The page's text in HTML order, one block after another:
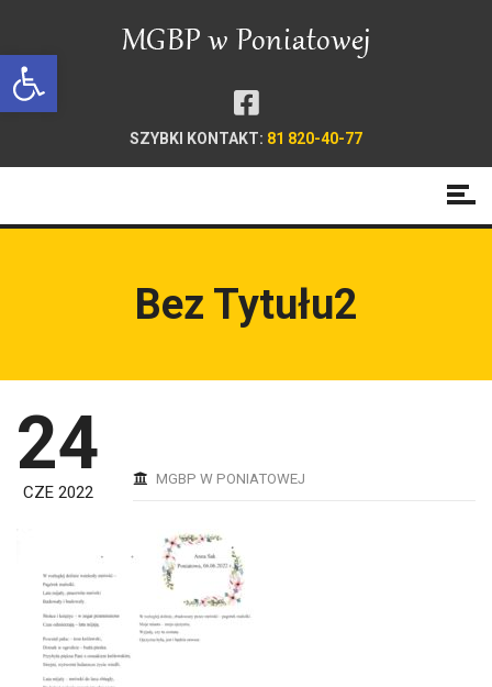
Open toolbar
SZYBKI KONTAKT: 81 820-40-77
Bez Tytułu2
24
CZE 2022
MGBP W PONIATOWEJ